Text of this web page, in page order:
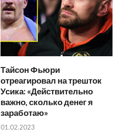
Тайсон Фьюри
отреагировал на трешток
Усика: «Действительно
важно, сколько денег я
заработаю»
01.02.2023